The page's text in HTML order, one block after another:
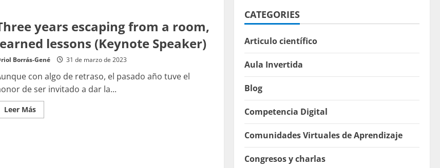
Analysis
Using
Learning
Styles
years escaping from a room,
lessons (Keynote Speaker)
Borrás-Gené 31 de marzo de 2023
con algo de retraso, el pasado año tuve el
de ser invitado a dar la...
Leer MásLeer
más
CATEGORIES
Articulo científico
Aula Invertida
Blog
Competencia Digital
Comunidades Virtuales de Aprendizaje
Congresos y charlas